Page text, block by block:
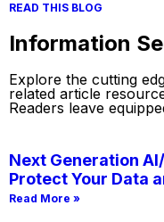
READ THIS BLOG
Information
Explore the cutting
related article
Readers leave
Next Generation
Protect Your Data
Read More »